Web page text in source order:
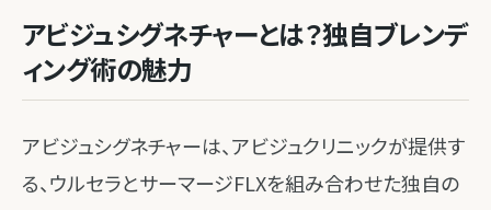
アビジュシグネチャーとは？独自ブレンデ
ィング術の魅力
アビジュシグネチャーは、アビジュクリニックが提供す
る、ウルセラとサーマージFLXを組み合わせた独自の